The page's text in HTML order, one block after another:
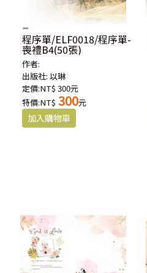
程序單/ELF0018/程序單-
喪禮B4(50張)
作者:
出版社:以琳
定價:NT$ 300元
特價:NT$ 300元